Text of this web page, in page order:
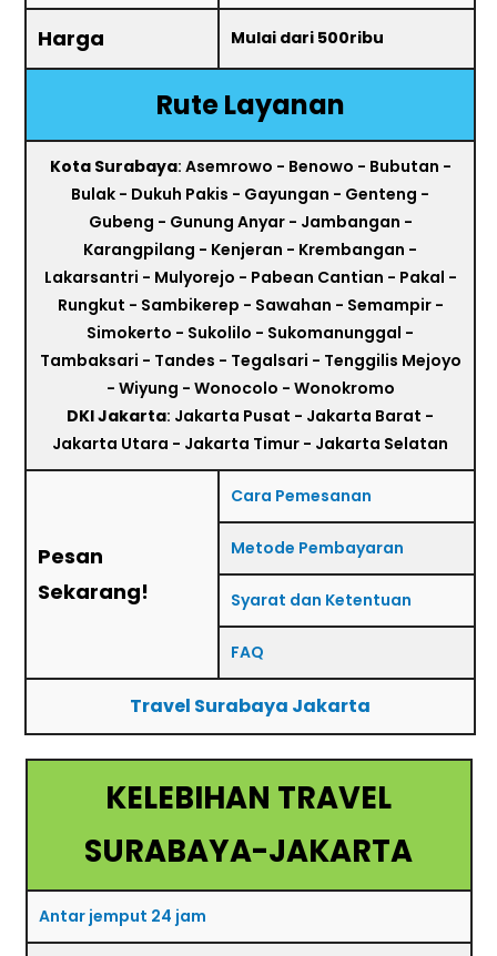
Harga Mulai dari 500ribu
Rute Layanan
Kota Surabaya: Asemrowo - Benowo - Bubutan -
Bulak - Dukuh Pakis - Gayungan - Genteng -
Gubeng - Gunung Anyar - Jambangan -
Karangpilang - Kenjeran - Krembangan -
Lakarsantri - Mulyorejo - Pabean Cantian - Pakal -
Rungkut - Sambikerep - Sawahan - Semampir -
Simokerto - Sukolilo - Sukomanunggal -
Tambaksari - Tandes - Tegalsari - Tenggilis Mejoyo
- Wiyung - Wonocolo - Wonokromo
DKI Jakarta: Jakarta Pusat - Jakarta Barat -
Jakarta Utara - Jakarta Timur - Jakarta Selatan
Pesan
Sekarang!
Cara Pemesanan
Metode Pembayaran
Syarat dan Ketentuan
FAQ
Travel Surabaya Jakarta
KELEBIHAN TRAVEL
SURABAYA-JAKARTA
Antar jemput 24 jam